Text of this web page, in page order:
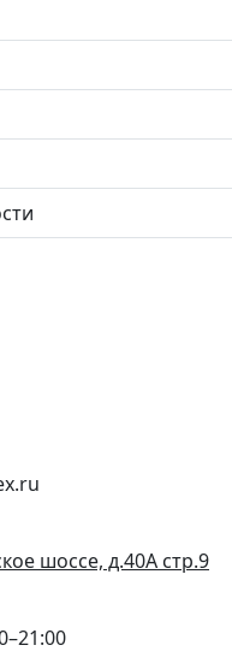
шоссе, д.40А стр.9